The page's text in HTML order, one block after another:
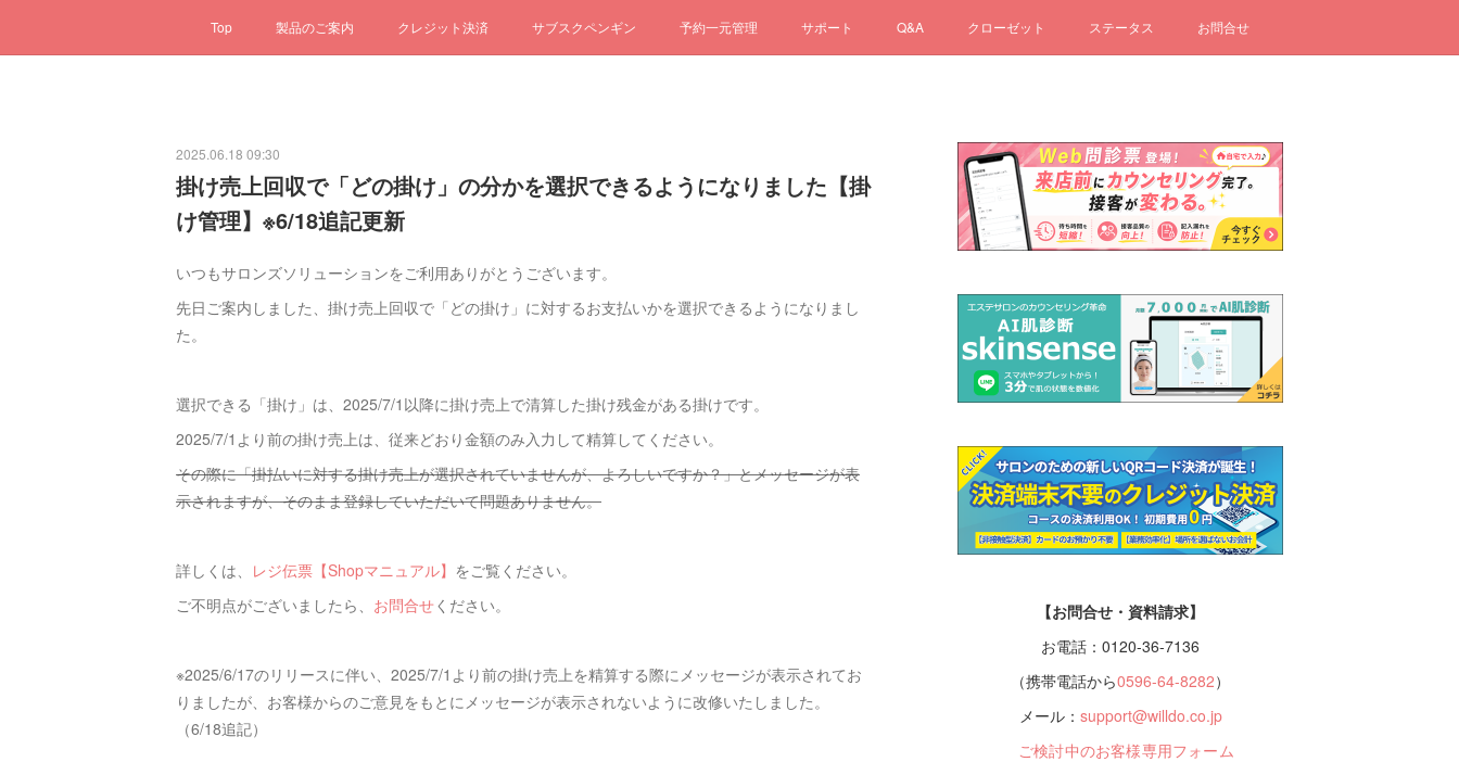
Top 製品のご案内 クレジット決済 サブスクペンギン 予約一元管理 サポート Q&A クローゼット ステータス お問合せ
2025.06.18 09:30
掛け売上回収で「どの掛け」の分かを選択できるようになりました【掛
け管理】※6/18追記更新
いつもサロンズソリューションをご利用ありがとうございます。
先日ご案内しました、掛け売上回収で「どの掛け」に対するお支払いかを選択できるようになりまし
た。
選択できる「掛け」は、2025/7/1以降に掛け売上で清算した掛け残金がある掛けです。
2025/7/1より前の掛け売上は、従来どおり金額のみ入力して精算してください。
その際に「掛払いに対する掛け売上が選択されていませんが、よろしいですか？」とメッセージが表
示されますが、そのまま登録していただいて問題ありません。
詳しくは、 レジ伝票【Shopマニュアル】 をご覧ください。
ご不明点がございましたら、 お問合せください。
※2025/6/17のリリースに伴い、2025/7/1より前の掛け売上を精算する際にメッセージが表示されてお
りましたが、お客様からのご意見をもとにメッセージが表示されないように改修いたしました。
（6/18追記）
【お問合せ・資料請求】
お電話：0120-36-7136
（携帯電話から0596-64-8282）
メール： support@willdo.co.jp
ご検討中のお客様専用フォーム